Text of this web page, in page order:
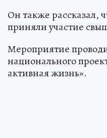
Он также рассказал,
приняли участие
Мероприятие
национального
активная жизнь».